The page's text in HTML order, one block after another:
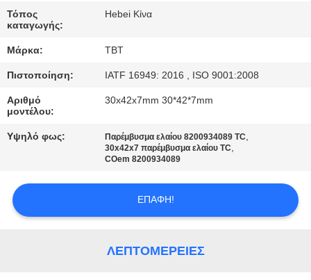
ΜΑΣ
ΕΛΆΤΕ
ΕΠΑΦΉ
ΜΕ
ΠΕΡΙΠΤΏΣΕΙΣ
Τόπος
καταγωγής:
Hebei Κίνα
Μάρκα: TBT
Πιστοποίηση: IATF 16949: 2016 , ISO 9001:2008
Αριθμό
μοντέλου:
30x42x7mm 30*42*7mm
Υψηλό φως: Παρέμβυσμα ελαίου 8200934089 TC,
30x42x7 παρέμβυσμα ελαίου TC,
COem 8200934089
ΕΠΑΦΉ!
ΛΕΠΤΟΜΈΡΕΙΕΣ